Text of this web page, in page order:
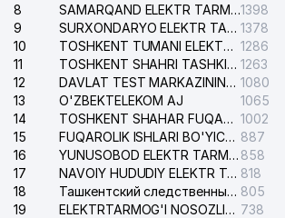
DARVOZA SAVDO MChJ
MERI POPPINS MChJ
BABY PRO INTERNATIONAL MChJ
GLORIA MAX MChJ
O'ZBEKISTON RESPUBLIKASI
VAZIRLAR MAHKAMASI
RESPUBLIKA YO'L JAMGARMASI
8
SAMARQAND ELEKTR TARMOQLARI AJ1398
9
SURXONDARYO ELEKTR TARMOQLARI AJ 1378
10
TOSHKENT TUMANI ELEKTR TARMOG'I AVARIYA XIZMATI 1286
11
TOSHKENT SHAHRI TASHKILOT TELEFONLARI HAQIDA MA'LUMOT BYUROSI 1263
12
DAVLAT TEST MARKAZINING ISHONCH TELEFONLARI 1080
13
O'ZBEKTELEKOM AJ
1065
14
TOSHKENT SHAHAR FUQAROLIK ISHLARI BO'YICHA SUDI 1002
15
FUQAROLIK ISHLARI BO'YICHA YAKKASAROY TUMANLARARO SUDI 887
16
YUNUSOBOD ELEKTR TARMOG'I NOSOZLIKLARI XIZMATI 858
17
NAVOIY HUDUDIY ELEKTR TARMOQLARI KORXONASI AJ 818
18
Ташкентский следственный изолятор 805
19
ELEKTRTARMOG'I NOSOZLIKLARINI TO'ZATISH SERGELI XIZMATI 738